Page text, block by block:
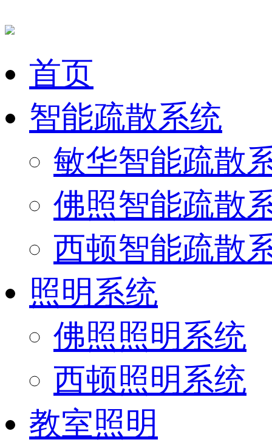
首页
智能疏散系统
敏华智能疏散
佛照智能疏散
西顿智能疏散
照明系统
佛照照明系统
西顿照明系统
教室照明